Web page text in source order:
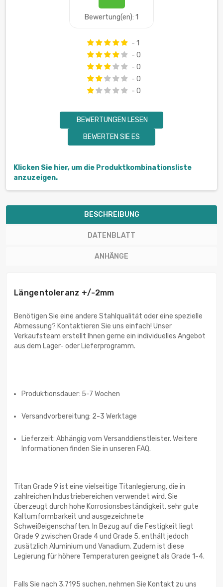
Bewertung(en): 1
- 1
- 0
- 0
- 0
- 0
BEWERTUNGEN LESEN
BEWERTEN SIE ES
Klicken Sie hier, um die Produktkombinationsliste
anzuzeigen.
BESCHREIBUNG
DATENBLATT
ANHÄNGE
Längentoleranz +/-2mm
Benötigen Sie eine andere Stahlqualität oder eine spezielle
Abmessung? Kontaktieren Sie uns einfach! Unser
Verkaufsteam erstellt Ihnen gerne ein individuelles Angebot
aus dem Lager- oder Lieferprogramm.
Produktionsdauer: 5-7 Wochen
Versandvorbereitung: 2-3 Werktage
Lieferzeit: Abhängig vom Versanddienstleister. Weitere
Informationen finden Sie in unseren FAQ.
Titan Grade 9 ist eine vielseitige Titanlegierung, die in
zahlreichen Industriebereichen verwendet wird. Sie
überzeugt durch hohe Korrosionsbeständigkeit, sehr gute
Kaltumformbarkeit und ausgezeichnete
Schweißeigenschaften. In Bezug auf die Festigkeit liegt
Grade 9 zwischen Grade 4 und Grade 5, enthält jedoch
zusätzlich Aluminium und Vanadium. Zudem ist diese
Legierung für höhere Temperaturen geeignet als Grade 1-4.
Falls Sie nach 3.7195 suchen, nehmen Sie Kontakt zu uns